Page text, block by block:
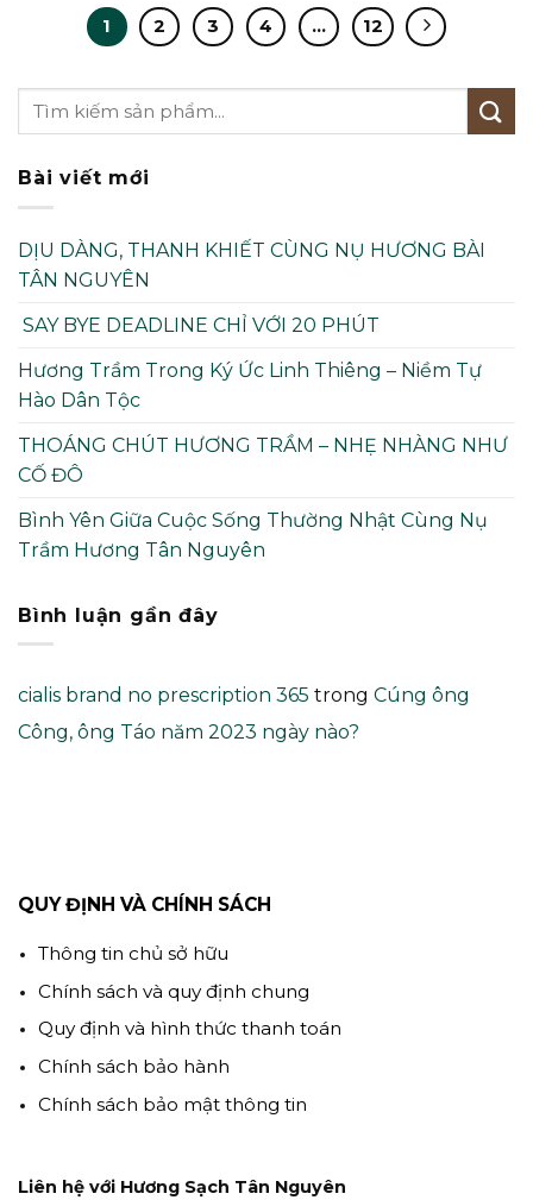
1 2 3 4 … 12
Bài viết mới
DỊU DÀNG, THANH KHIẾT CÙNG NỤ HƯƠNG BÀI
TÂN NGUYÊN
SAY BYE DEADLINE CHỈ VỚI 20 PHÚT
Hương Trầm Trong Ký Ức Linh Thiêng – Niềm Tự
Hào Dân Tộc
THOÁNG CHÚT HƯƠNG TRẦM – NHẸ NHÀNG NHƯ
CỐ ĐÔ
Bình Yên Giữa Cuộc Sống Thường Nhật Cùng Nụ
Trầm Hương Tân Nguyên
Bình luận gần đây
cialis brand no prescription 365 trong Cúng ông
Công, ông Táo năm 2023 ngày nào?
QUY ĐỊNH VÀ CHÍNH SÁCH
Thông tin chủ sở hữu
Chính sách và quy định chung
Quy định và hình thức thanh toán
Chính sách bảo hành
Chính sách bảo mật thông tin
Liên hệ với Hương Sạch Tân Nguyên